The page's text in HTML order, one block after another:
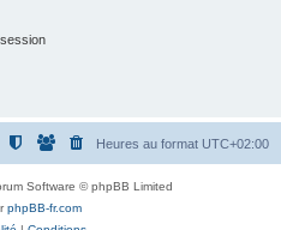
Heures au format UTC+02:00
Software © phpBB Limited
phpBB-fr.com